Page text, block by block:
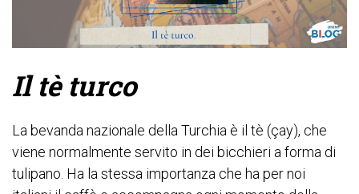
Il tè turco
La bevanda nazionale della Turchia è il tè (çay), che
viene normalmente servito in dei bicchieri a forma di
tulipano. Ha la stessa importanza che ha per noi